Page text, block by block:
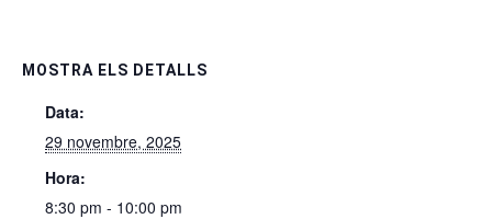
MOSTRA ELS DETALLS
Data:
29 novembre, 2025
Hora:
8:30 pm - 10:00 pm